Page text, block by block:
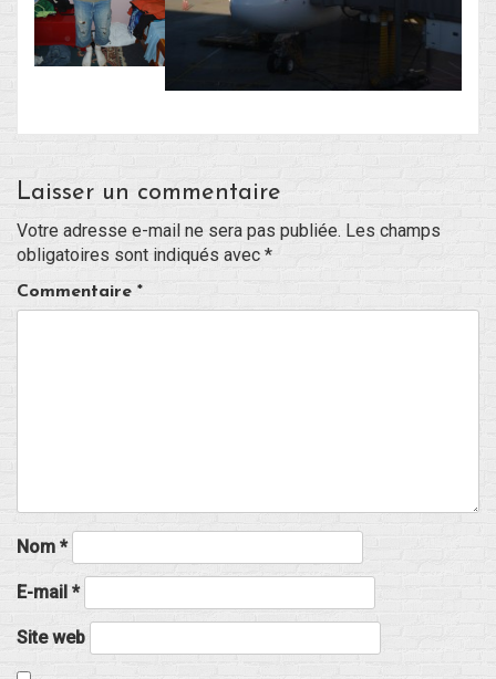
Laisser un commentaire
Votre adresse e-mail ne sera pas publiée. Les champs
obligatoires sont indiqués avec *
Commentaire *
Nom *
E-mail *
Site web